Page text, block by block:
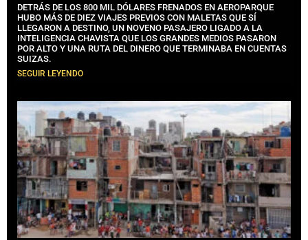
DETRÁS DE LOS 800 MIL DÓLARES FRENADOS EN AEROPARQUE
HUBO MÁS DE DIEZ VIAJES PREVIOS CON MALETAS QUE SÍ
LLEGARON A DESTINO, UN NOVENO PASAJERO LIGADO A LA
INTELIGENCIA CHAVISTA QUE LOS GRANDES MEDIOS PASARON
POR ALTO Y UNA RUTA DEL DINERO QUE TERMINABA EN CUENTAS
SUIZAS.
SEGUIR LEYENDO